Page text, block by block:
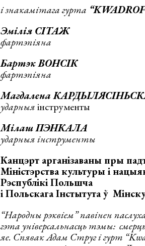
ізнакамітага гурта “
Эмілія СІТАЖ
фартэпіяна
Бартэк ВОНСІК
фартэпіяна
Магдалена
ударныяінструменты
Мілаш ПЭНКАЛА
ударныя інструменты
Канцэрт арганізаваны пры
Міністэрства культуры і
Рэспублікі Польшча
і Польскага Інстытута ў
“Народны рэквіем” павінен
гэта універсальнасць тэмы:
яе. Спявак Адам Струг і гурт